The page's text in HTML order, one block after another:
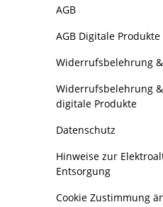
AGB
AGB Digitale Produkte
Widerrufsbelehrung
Widerrufsbelehrung
digitale Produkte
Datenschutz
Hinweise zur
Entsorgung
Cookie Zustimmung